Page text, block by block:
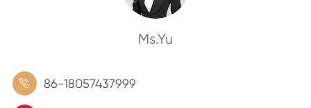
Ms.Yu
 86-18057437999